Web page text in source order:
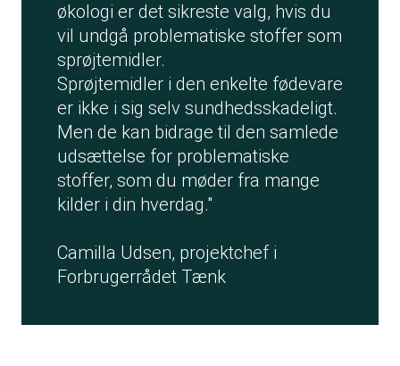
økologi er det sikreste valg, hvis du
vil undgå problematiske stoffer som
sprøjtemidler.
Sprøjtemidler i den enkelte fødevare
er ikke i sig selv sundhedsskadeligt.
Men de kan bidrage til den samlede
udsættelse for problematiske
stoffer, som du møder fra mange
kilder i din hverdag."
Camilla Udsen, projektchef i
Forbrugerrådet Tænk